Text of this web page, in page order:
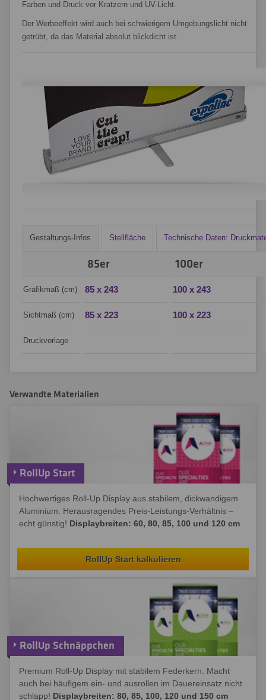
Farben und Druck vor Kratzern und UV-Licht.
Der Werbeeffekt wird auch bei schwierigem Umgebungslicht nicht
getrübt, da das Material absolut blickdicht ist.
Gestaltungs-Infos Stellfläche Technische Daten:
85er 100er
Grafikmaß (cm) 85 x 243 100 x 243
Sichtmaß (cm) 85 x 223 100 x 223
Druckvorlage
Verwandte Materialien
RollUp Start
Hochwertiges Roll-Up Display aus stabilem, dickwandigem
Aluminium. Herausragendes Preis-Leistungs-Verhältnis –
echt günstig! Displaybreiten: 60, 80, 85, 100 und 120 cm
RollUp Start kalkulieren
RollUp Schnäppchen
Premium Roll-Up Display mit stabilem Federkern. Macht
auch bei häufigem ein- und ausrollen im Dauereinsatz nicht
schlapp! Displaybreiten: 80, 85, 100, 120 und 150 cm